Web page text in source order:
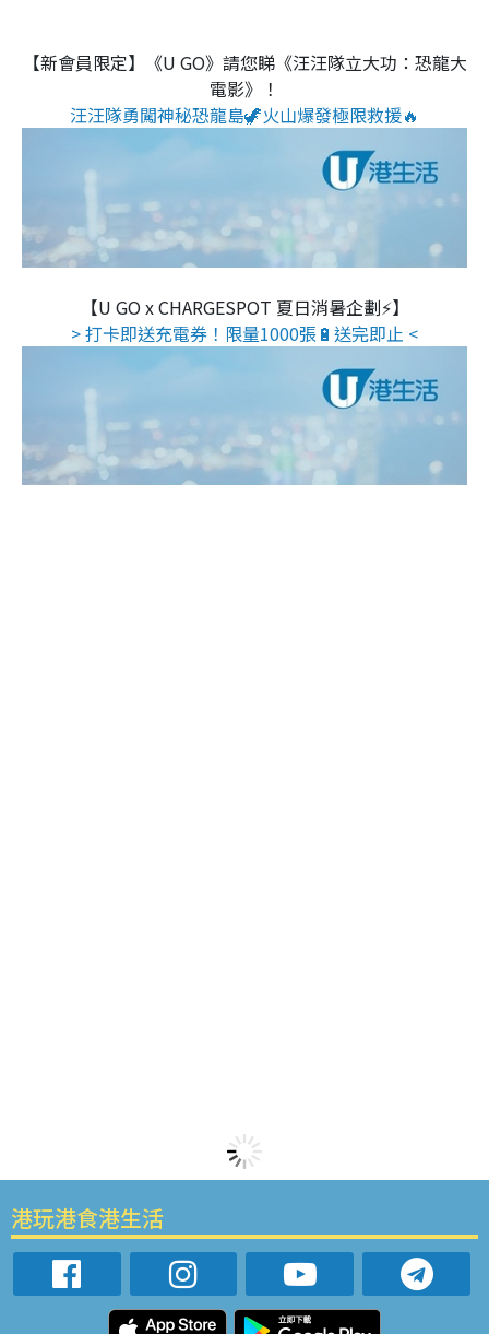
【新會員限定】《U GO》請您睇《汪汪隊立大功：恐龍大
電影》！
汪汪隊勇闖神秘恐龍島🦖火山爆發極限救援🔥
【U GO x CHARGESPOT 夏日消暑企劃⚡】
> 打卡即送充電券！限量1000張🔋送完即止 <
港玩港食港生活